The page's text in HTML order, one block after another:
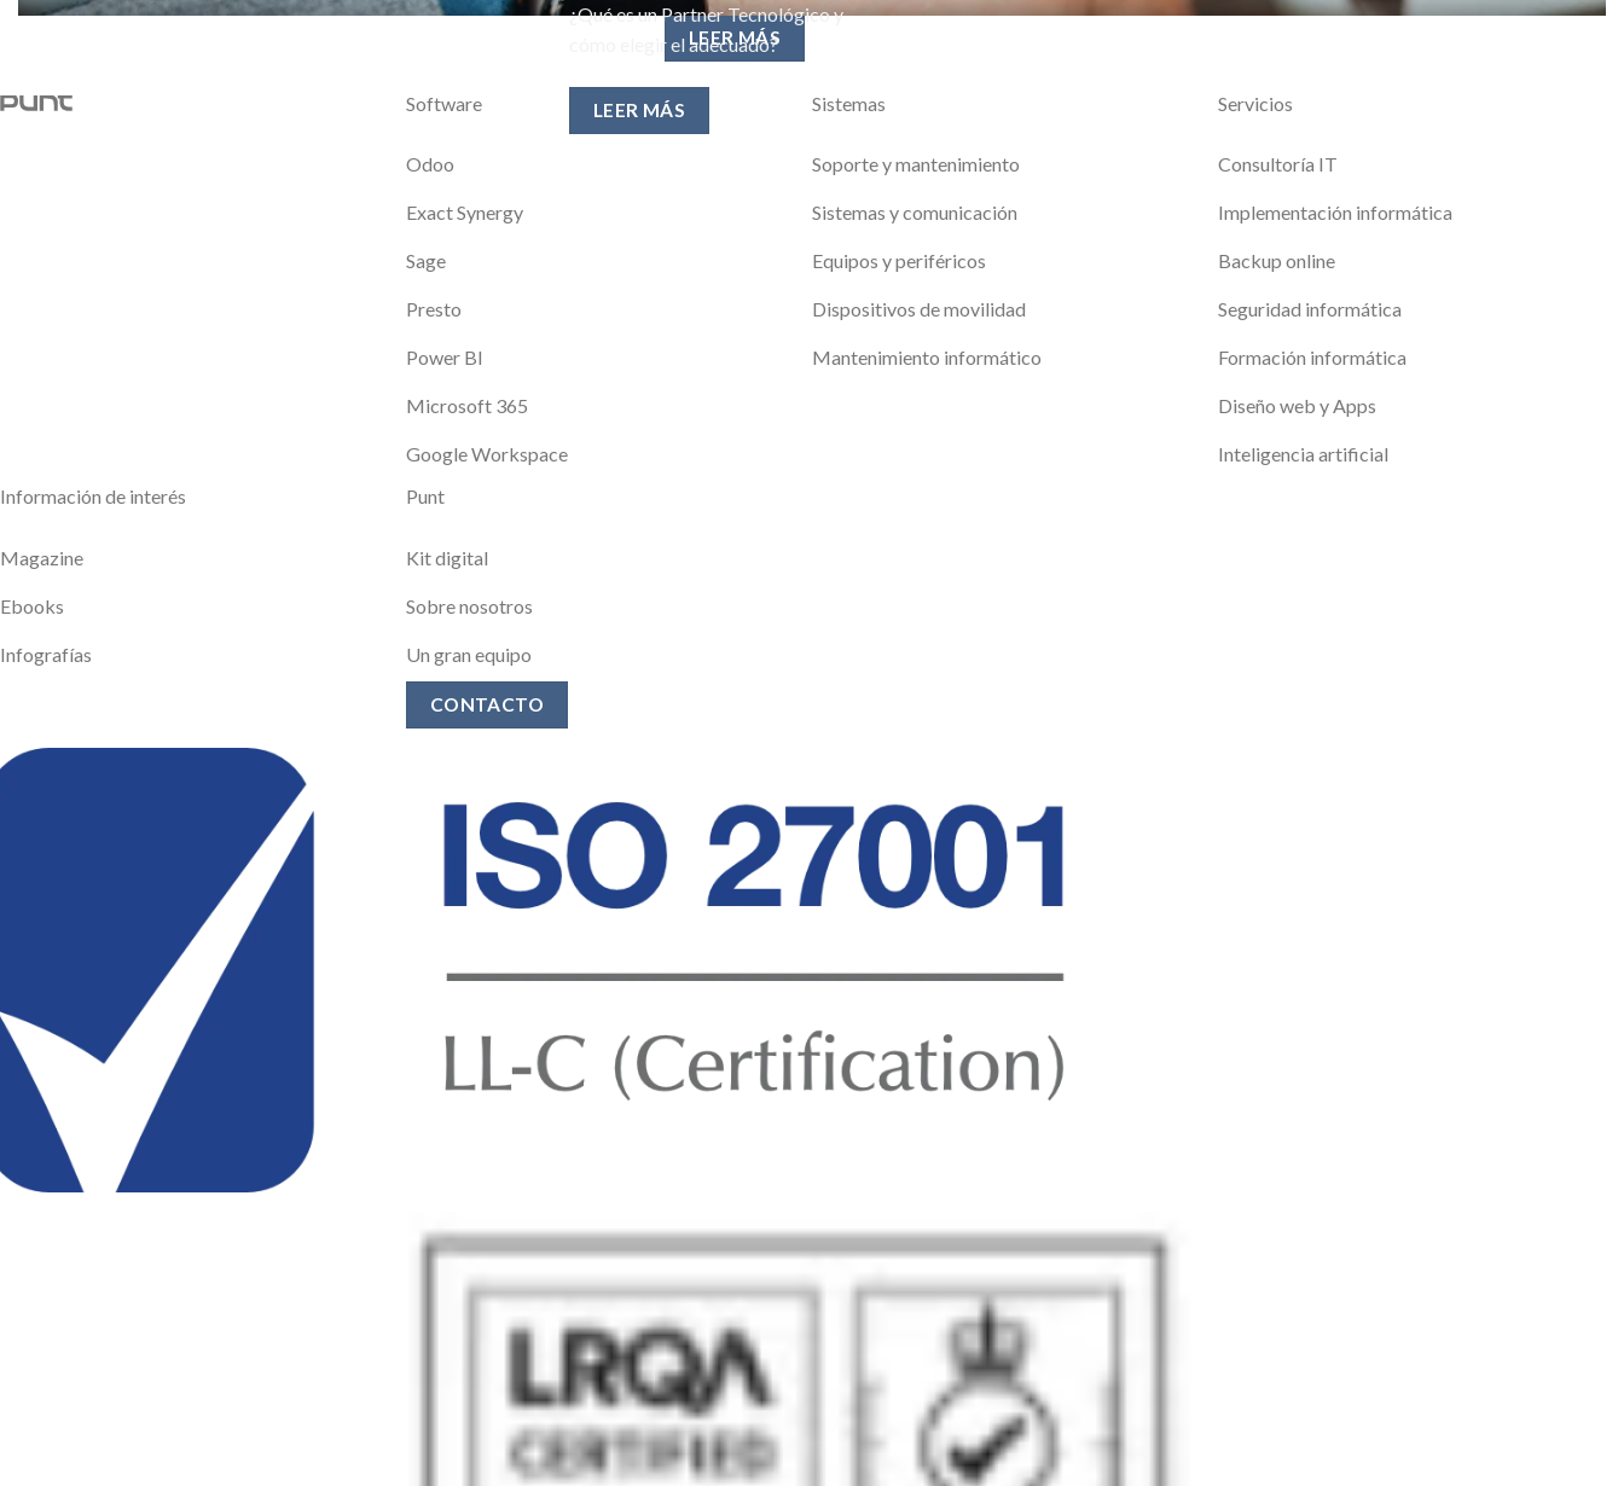
LEER MÁS
¿Qué es un Partner Tecnológico y
cómo elegir el adecuado?
LEER MÁS
Software
Odoo
Exact Synergy
Sage
Presto
Power BI
Microsoft 365
Google Workspace
Sistemas
Soporte y mantenimiento
Sistemas y comunicación
Equipos y periféricos
Dispositivos de movilidad
Mantenimiento informático
Servicios
Consultoría IT
Implementación informática
Backup online
Seguridad informática
Formación informática
Diseño web y Apps
Inteligencia artificial
Información de interés
Magazine
Ebooks
Infografías
Punt
Kit digital
Sobre nosotros
Un gran equipo
CONTACTO